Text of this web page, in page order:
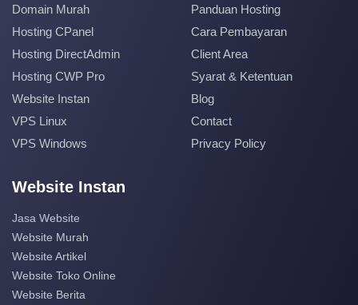
Domain Murah
Hosting CPanel
Hosting DirectAdmin
Hosting CWP Pro
Website Instan
VPS Linux
VPS Windows
Panduan Hosting
Cara Pembayaran
Client Area
Syarat & Ketentuan
Blog
Contact
Privacy Policy
Website Instan
Jasa Website
Website Murah
Website Artikel
Website Toko Online
Website Berita